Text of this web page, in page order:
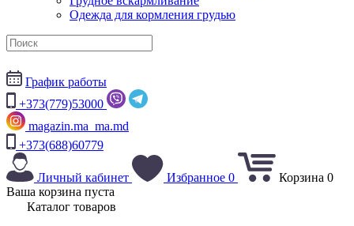
Одежда для кормления грудью
График работы
+373(779)53000
magazin.ma_ma.md
+373(688)60779
Личный кабинет Избранное 0 Корзина 0
Ваша корзина пуста
Каталог товаров